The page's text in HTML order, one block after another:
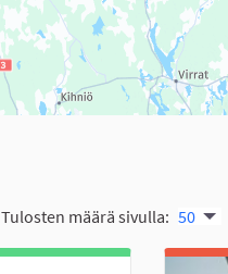
Tulosten määrä sivulla: 50